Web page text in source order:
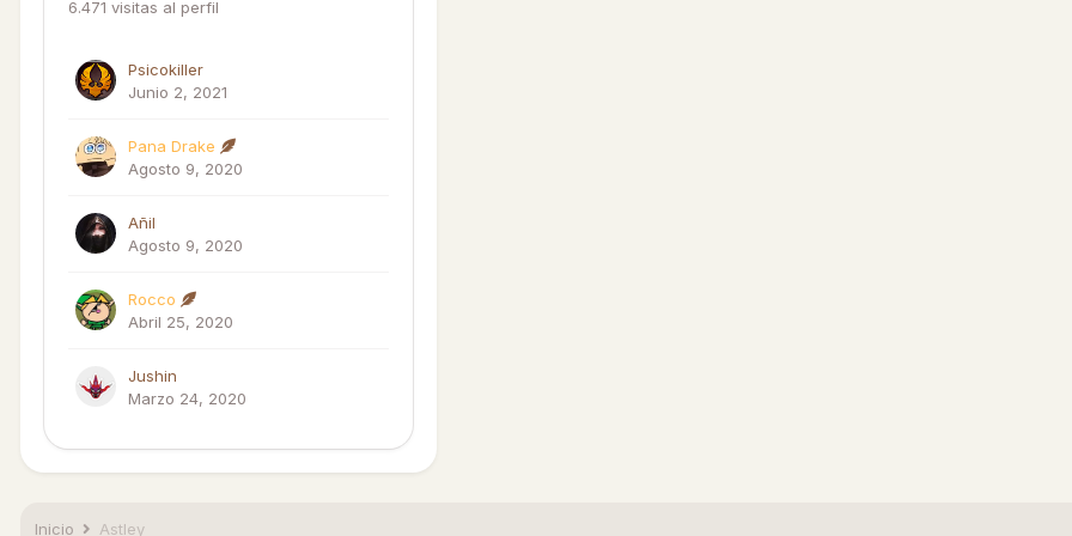
6.471 visitas al perfil
Psicokiller
Junio 2, 2021
Pana Drake
Agosto 9, 2020
Añil
Agosto 9, 2020
Rocco
Abril 25, 2020
Jushin
Marzo 24, 2020
Inicio Astley